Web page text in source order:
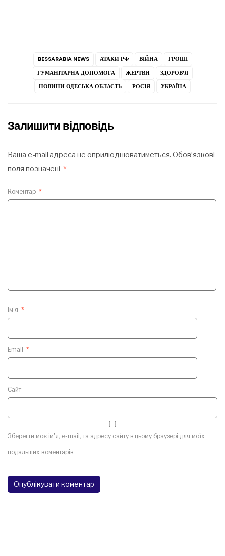
BESSARABIA NEWS АТАКИ РФ ВІЙНА
ГРОШІ
ГУМАНІТАРНА ДОПОМОГА
ЖЕРТВИ
ЗДОРОВ’Я
НОВИНИ ОДЕСЬКА ОБЛАСТЬ
РОСІЯ УКРАЇНА
Залишити відповідь
Ваша e-mail адреса не оприлюднюватиметься. Обов’язкові
поля позначені *
Коментар *
Ім'я *
Email *
Сайт
Зберегти моє ім'я, e-mail, та адресу сайту в цьому браузері для моїх
подальших коментарів.